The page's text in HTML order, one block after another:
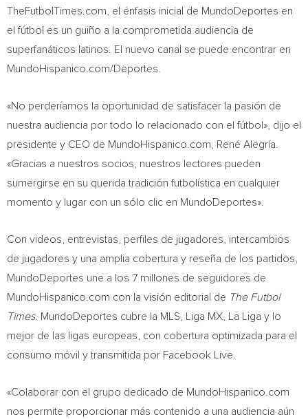
TheFutbolTimes.com, el énfasis inicial de MundoDeportes en
el fútbol es un guiño a la comprometida audiencia de
superfanáticos latinos. El nuevo canal se puede encontrar en
MundoHispanico.com/Deportes.
«No perderíamos la oportunidad de satisfacer la pasión de
nuestra audiencia por todo lo relacionado con el fútbol», dijo el
presidente y CEO de MundoHispanico.com, René Alegría.
«Gracias a nuestros socios, nuestros lectores pueden
sumergirse en su querida tradición futbolística en cualquier
momento y lugar con un sólo clic en MundoDeportes».
Con videos, entrevistas, perfiles de jugadores, intercambios
de jugadores y una amplia cobertura y reseña de los partidos,
MundoDeportes une a los 7 millones de seguidores de
MundoHispanico.com con la visión editorial de The Futbol
Times. MundoDeportes cubre la MLS, Liga MX, La Liga y lo
mejor de las ligas europeas, con cobertura optimizada para el
consumo móvil y transmitida por Facebook Live.
«Colaborar con el grupo dedicado de MundoHispanico.com
nos permite proporcionar más contenido a una audiencia aún